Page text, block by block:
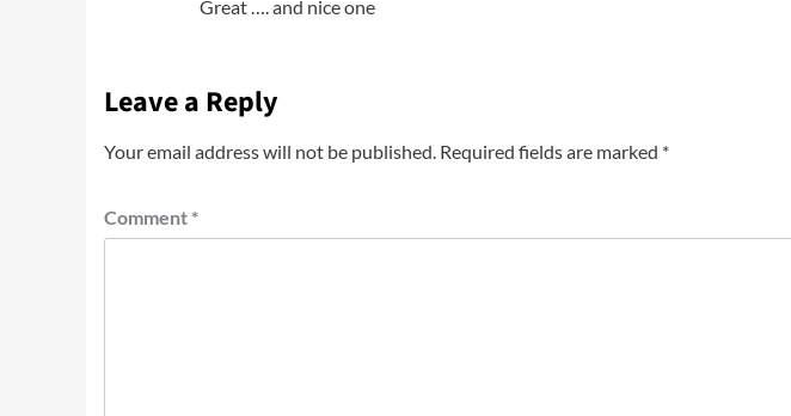
Great …. and nice one
Leave a Reply
Your email address will not be published. Required fields are marked *
Comment *